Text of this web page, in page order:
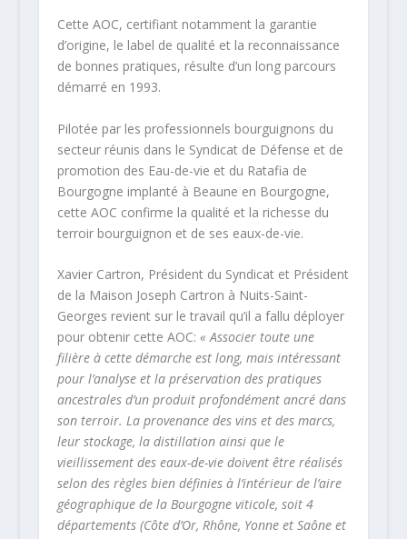
Cette AOC, certifiant notamment la garantie
d’origine, le label de qualité et la reconnaissance
de bonnes pratiques, résulte d’un long parcours
démarré en 1993.
Pilotée par les professionnels bourguignons du
secteur réunis dans le Syndicat de Défense et de
promotion des Eau-de-vie et du Ratafia de
Bourgogne implanté à Beaune en Bourgogne,
cette AOC confirme la qualité et la richesse du
terroir bourguignon et de ses eaux-de-vie.
Xavier Cartron, Président du Syndicat et Président
de la Maison Joseph Cartron à Nuits-Saint-
Georges revient sur le travail qu’il a fallu déployer
pour obtenir cette AOC: « Associer toute une
filière à cette démarche est long, mais intéressant
pour l’analyse et la préservation des pratiques
ancestrales d’un produit profondément ancré dans
son terroir. La provenance des vins et des marcs,
leur stockage, la distillation ainsi que le
vieillissement des eaux-de-vie doivent être réalisés
selon des règles bien définies à l’intérieur de l’aire
géographique de la Bourgogne viticole, soit 4
départements (Côte d’Or, Rhône, Yonne et Saône et